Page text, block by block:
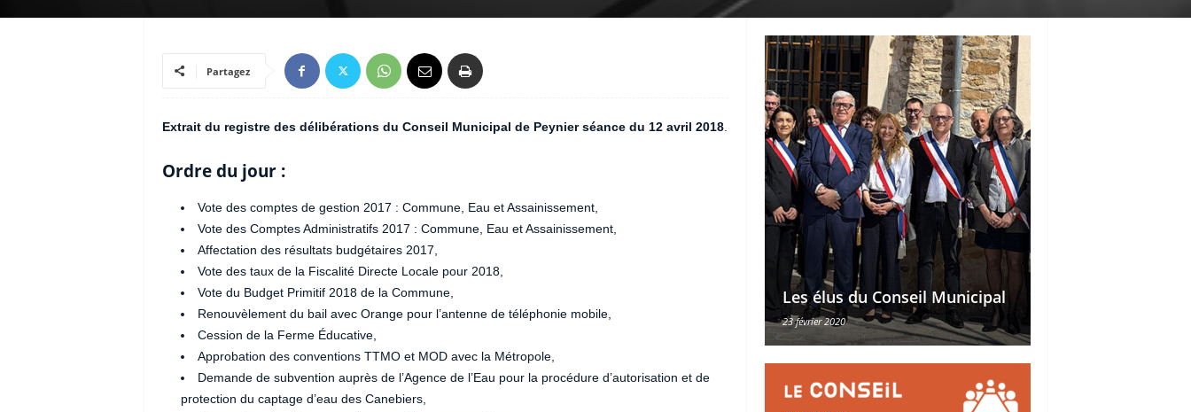
Partagez
Extrait du registre des délibérations du Conseil Municipal de Peynier séance du 12 avril 2018.
Ordre du jour :
Vote des comptes de gestion 2017 : Commune, Eau et Assainissement,
Vote des Comptes Administratifs 2017 : Commune, Eau et Assainissement,
Affectation des résultats budgétaires 2017,
Vote des taux de la Fiscalité Directe Locale pour 2018,
Vote du Budget Primitif 2018 de la Commune,
Renouvèlement du bail avec Orange pour l’antenne de téléphonie mobile,
Cession de la Ferme Éducative,
Approbation des conventions TTMO et MOD avec la Métropole,
Demande de subvention auprès de l’Agence de l’Eau pour la procédure d’autorisation et de
protection du captage d’eau des Canebiers,
Les élus du Conseil Municipal
23 février 2020